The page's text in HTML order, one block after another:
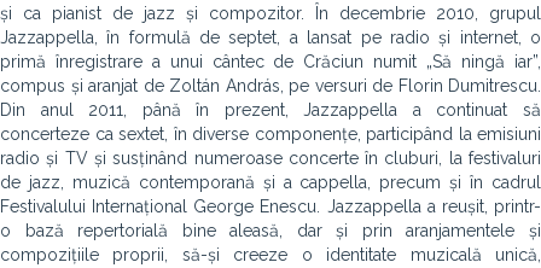
și ca pianist de jazz și compozitor. În decembrie 2010, grupul
Jazzappella, în formulă de septet, a lansat pe radio și internet, o
primă înregistrare a unui cântec de Crăciun numit „Să ningă iar”,
compus și aranjat de Zoltán András, pe versuri de Florin Dumitrescu.
Din anul 2011, până în prezent, Jazzappella a continuat să
concerteze ca sextet, în diverse componențe, participând la emisiuni
radio și TV și susținând numeroase concerte în cluburi, la festivaluri
de jazz, muzică contemporană și a cappella, precum și în cadrul
Festivalului Internațional George Enescu. Jazzappella a reușit, printr-
o bază repertorială bine aleasă, dar și prin aranjamentele și
compozițiile proprii, să-și creeze o identitate muzicală unică,